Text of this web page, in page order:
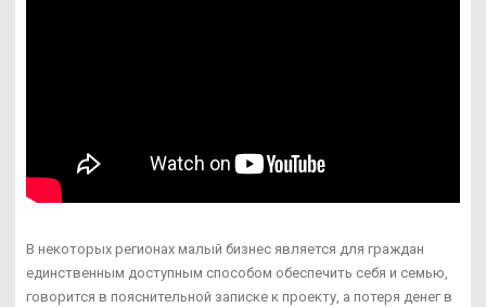
В некоторых регионах малый бизнес является для граждан
единственным доступным способом обеспечить себя и семью,
говорится в пояснительной записке к проекту, а потеря денег в